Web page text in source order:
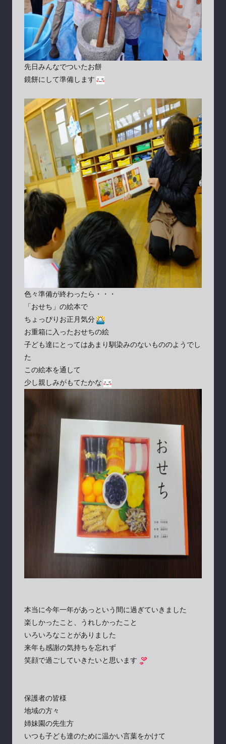
先日みんなでついたお餅
鏡餅にして準備します
色々準備が終わったら・・・
「おせち」の絵本で
ちょっぴりお正月気分
お重箱に入ったおせちの絵
子ども達にとってはあまり馴染みのないもののようでし
た
この絵本を通して
少し親しみがもてたかな
本当に今年一年があっという間に過ぎていきました
楽しかったこと、うれしかったこと
いろいろなことがありました
来年も感謝の気持ちを忘れず
笑顔で過ごしていきたいと思います
保護者の皆様
地域の方々
姉妹園の先生方
いつも子ども達のために温かい言葉をかけて